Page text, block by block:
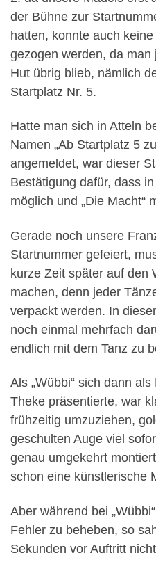
der Bühne zur
hatten, konnte auch
gezogen werden, da
Hut übrig blieb, nämlich
Startplatz Nr. 5.
Hatte man sich in Atteln
Namen „Ab Startplatz 5
angemeldet, war dieser
Bestätigung dafür, dass
möglich und „Die Macht“
Gerade noch unsere
Startnummer gefeiert,
kurze Zeit später auf den
machen, denn jeder
verpackt werden. In
noch einmal mehrfach
endlich mit dem Tanz zu
Als „Wübbi“ sich dann
Theke präsentierte, war
frühzeitig umzuziehen,
geschulten Auge viel
genau umgekehrt
schon eine künstlerische
Aber während bei
Fehler zu beheben, so
Sekunden vor Auftritt